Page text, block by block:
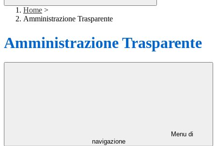
Home >
Amministrazione Trasparente
Amministrazione Trasparente
Menu di
navigazione